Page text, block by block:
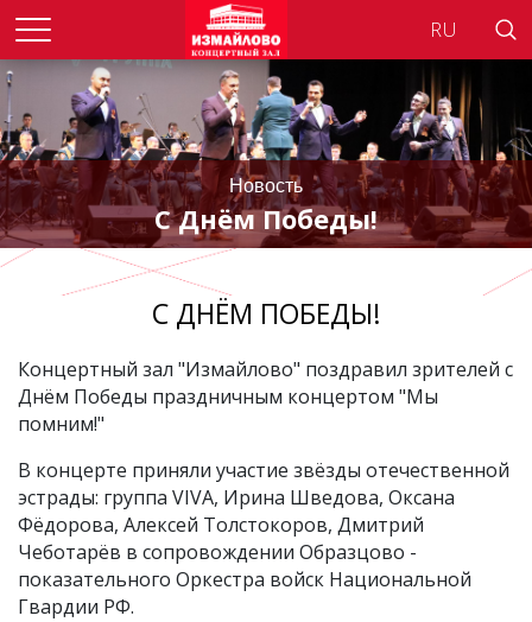
Новость
С Днём Победы!
С ДНЁМ ПОБЕДЫ!
Концертный зал "Измайлово" поздравил зрителей с
Днём Победы праздничным концертом "Мы
помним!"
В концерте приняли участие звёзды отечественной
эстрады: группа VIVA, Ирина Шведова, Оксана
Фёдорова, Алексей Толстокоров, Дмитрий
Чеботарёв в сопровождении Образцово -
показательного Оркестра войск Национальной
Гвардии РФ.